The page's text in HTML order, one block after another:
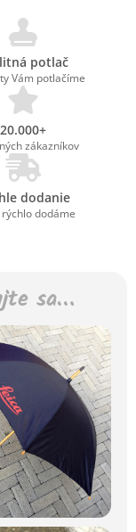
potlač
Vám potlačíme
20.000+
zákazníkov
dodanie
dodáme
sa…